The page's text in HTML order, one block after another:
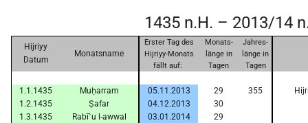
1435 n.H. – 2013/14
Hijriyy
Datum
Monatsname
Erster Tag des
Hijriyy-Monats
fällt auf:
Monats-
länge in
Tagen
Jahres-
länge in
Tagen
1.1.1435 Muḥarram 05.11.2013 29 355
1.2.1435
Ṣafar 04.12.2013
30
1.3.1435
Rabī`u l-awwal 03.01.2014
29